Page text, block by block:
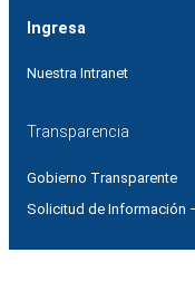
Ingresa
Nuestra Intranet
Transparencia
Gobierno Transparente
Solicitud de Información